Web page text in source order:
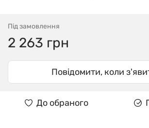
Під замовлення
2 263 грн
Повідомити, коли
До обраного